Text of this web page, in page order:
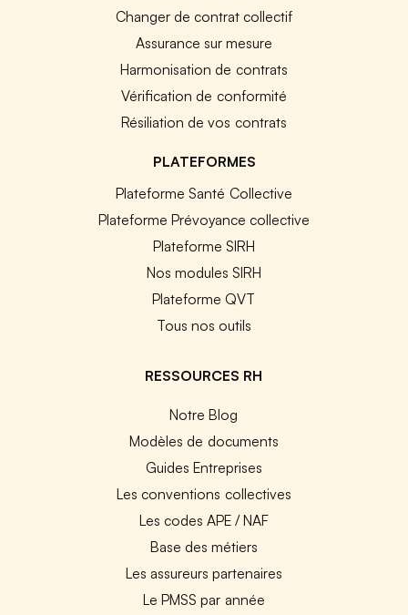
Changer de contrat collectif
Assurance sur mesure
Harmonisation de contrats
Vérification de conformité
Résiliation de vos contrats
PLATEFORMES
Plateforme Santé Collective
Plateforme Prévoyance collective
Plateforme SIRH
Nos modules SIRH
Plateforme QVT
Tous nos outils
RESSOURCES RH
Notre Blog
Modèles de documents
Guides Entreprises
Les conventions collectives
Les codes APE / NAF
Base des métiers
Les assureurs partenaires
Le PMSS par année